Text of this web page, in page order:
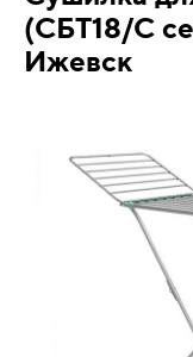
(СБТ18/С
Ижевск